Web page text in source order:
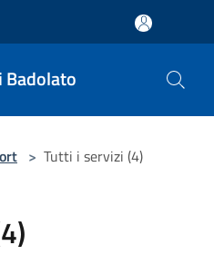
Badolato
> Tutti i servizi (4)